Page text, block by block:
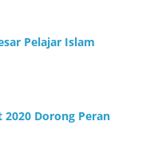
Pelajar Islam
Dorong Peran